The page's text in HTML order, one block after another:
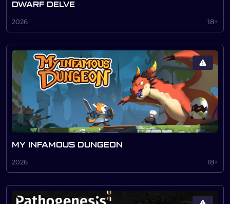
DWARF DELVE
2026 18+
MY INFAMOUS DUNGEON
2026 18+